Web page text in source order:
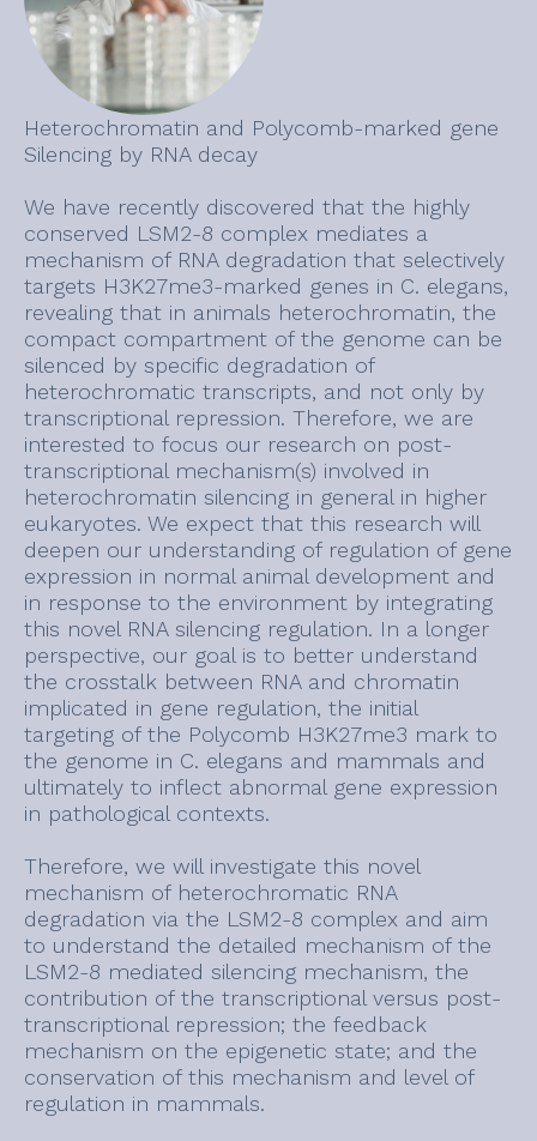
Heterochromatin and Polycomb-marked gene
Silencing by RNA decay
We have recently discovered that the highly
conserved LSM2-8 complex mediates a
mechanism of RNA degradation that selectively
targets H3K27me3-marked genes in C. elegans,
revealing that in animals heterochromatin, the
compact compartment of the genome can be
silenced by specific degradation of
heterochromatic transcripts, and not only by
transcriptional repression. Therefore, we are
interested to focus our research on post-
transcriptional mechanism(s) involved in
heterochromatin silencing in general in higher
eukaryotes. We expect that this research will
deepen our understanding of regulation of gene
expression in normal animal development and
in response to the environment by integrating
this novel RNA silencing regulation. In a longer
perspective, our goal is to better understand
the crosstalk between RNA and chromatin
implicated in gene regulation, the initial
targeting of the Polycomb H3K27me3 mark to
the genome in C. elegans and mammals and
ultimately to inflect abnormal gene expression
in pathological contexts.
Therefore, we will investigate this novel
mechanism of heterochromatic RNA
degradation via the LSM2-8 complex and aim
to understand the detailed mechanism of the
LSM2-8 mediated silencing mechanism, the
contribution of the transcriptional versus post-
transcriptional repression; the feedback
mechanism on the epigenetic state; and the
conservation of this mechanism and level of
regulation in mammals.